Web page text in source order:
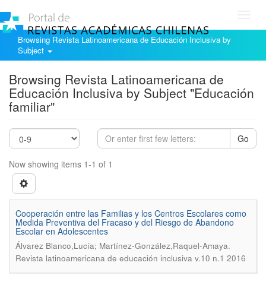
Browsing Revista Latinoamericana de Educación Inclusiva by
Subject
Browsing Revista Latinoamericana de
Educación Inclusiva by Subject "Educación
familiar"
Go
Now showing items 1-1 of 1
Cooperación entre las Familias y los Centros Escolares como
Medida Preventiva del Fracaso y del Riesgo de Abandono
Escolar en Adolescentes
Álvarez Blanco,Lucía; Martínez-González,Raquel-Amaya.
Revista latinoamericana de educación inclusiva v.10 n.1 2016